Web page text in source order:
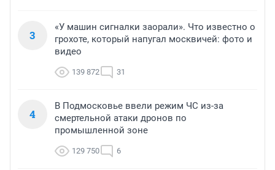
3
«У машин сигналки заорали». Что известно о
грохоте, который напугал москвичей: фото и
видео
139 872 31
4
В Подмосковье ввели режим ЧС из-за
смертельной атаки дронов по
промышленной зоне
129 750 6